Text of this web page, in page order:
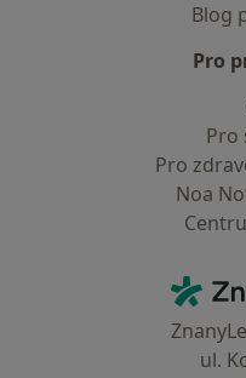
Blog
Pro
Pro
Pro
Noa
ul.